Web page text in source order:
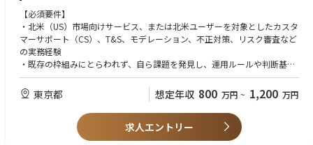
・グレーケース対応とエスカレーション管理: 既存のルールでは判断が
難しいグレーケースへの対応方針の決定
・プロダクトフィードバックとUI/UX改善: UGCやT&Sに関わるユーザー
動向を分析し、エンジニアチームと連携してサービス仕様やUI/UXの改善
を推進
うBPOの品質基準策定、SLA設計、運用フロー構築を通じたベンダーコン
トロール
【仕事のやりがい・魅力】
・0→1のポリシー設計とルールメイク
【必須要件】
・北米（US）市場向けサービス、または北米ユーザーを対象としたカスタ
マーサポート（CS）、T&S、モデレーション、不正対策、リスク審査など
の実務経験
・既存の枠組みにとらわれず、自ら課題を発見し、運用ルールや判断基準
を設計・変更した経験
・現場からエスカレーションされた難易度の高い案件やグレーケースに対
し、責任を持って処理方針を決定できる高い判断力
・ビジネスレベル以上の日本語および英語能力（読み・書き・会話）
＊英語が母国語の方：日本語能力試験（JLPT）N1
東京都 想定年収 800 万円 ~ 1,200 万円
求人エントリー